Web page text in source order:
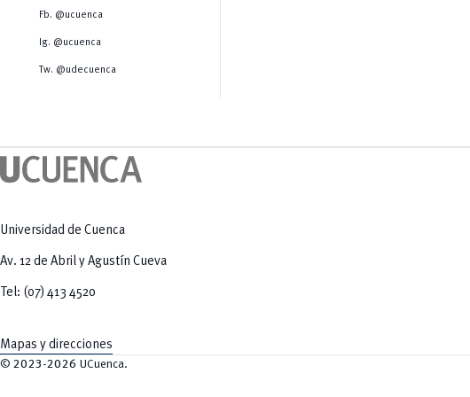
Tecnologías
Radio Universitaria
Sostenibilidad
Fb. @ucuenca
Ig. @ucuenca
Tw. @udecuenca
Universidad de Cuenca
Av. 12 de Abril y Agustín Cueva
Tel: (07) 413 4520
Mapas y direcciones
© 2023-2026 UCuenca.